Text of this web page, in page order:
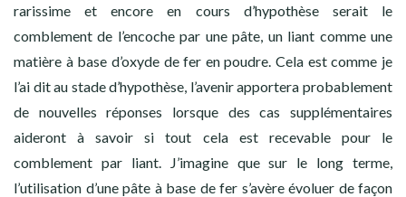
rarissime et encore en cours d’hypothèse serait le
comblement de l’encoche par une pâte, un liant comme une
matière à base d’oxyde de fer en poudre. Cela est comme je
l’ai dit au stade d’hypothèse, l’avenir apportera probablement
de nouvelles réponses lorsque des cas supplémentaires
aideront à savoir si tout cela est recevable pour le
comblement par liant. J’imagine que sur le long terme,
l’utilisation d’une pâte à base de fer s’avère évoluer de façon